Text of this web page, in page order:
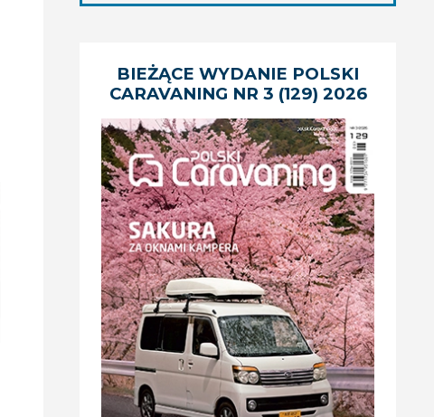
BIEŻĄCE WYDANIE POLSKI
CARAVANING NR 3 (129) 2026